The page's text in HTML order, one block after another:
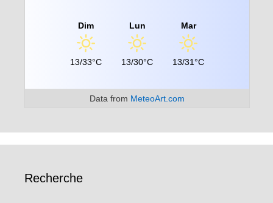
Dim
13/33°C
Lun
13/30°C
Mar
13/31°C
Data from MeteoArt.com
Recherche